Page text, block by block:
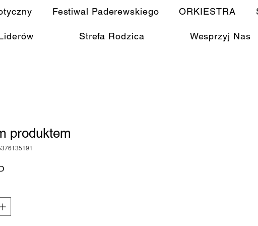
Festiwal Paderewskiego ORKIESTRA
Strefa Rodzica Wesprzyj Nas
produktem